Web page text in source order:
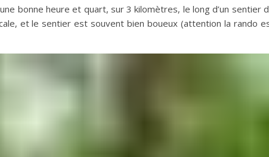
bonne heure et quart, sur 3 kilomètres, le long d’un sentier
et le sentier est souvent bien boueux (attention la rando